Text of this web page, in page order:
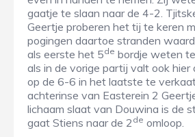
gaatje te slaan naar de 4-2.
Geertje proberen het tij te keren
pogingen daartoe stranden
als eerste het 5de bordje weten
als in de vorige partij valt ook hier
op de 6-6 in het laatste te
achterinse van Easterein 2
lichaam slaat van Douwina is de
gaat Stiens naar de 2 de omloop.